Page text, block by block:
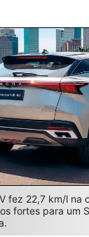
fez 22,7 km/l na
fortes para um